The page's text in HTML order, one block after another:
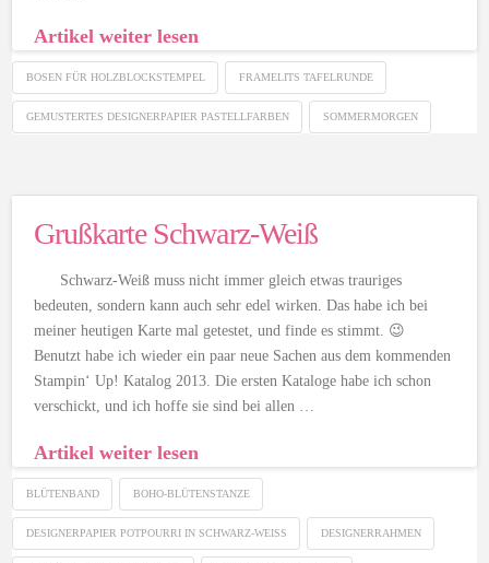
Artikel weiter lesen
BOSEN FÜR HOLZBLOCKSTEMPEL FRAMELITS TAFELRUNDE
GEMUSTERTES DESIGNERPAPIER PASTELLFARBEN SOMMERMORGEN
Grußkarte Schwarz-Weiß
Schwarz-Weiß muss nicht immer gleich etwas trauriges
bedeuten, sondern kann auch sehr edel wirken. Das habe ich bei
meiner heutigen Karte mal getestet, und finde es stimmt. 😉
Benutzt habe ich wieder ein paar neue Sachen aus dem kommenden
Stampin‘ Up! Katalog 2013. Die ersten Kataloge habe ich schon
verschickt, und ich hoffe sie sind bei allen …
Artikel weiter lesen
BLÜTENBAND BOHO-BLÜTENSTANZE
DESIGNERPAPIER POTPOURRI IN SCHWARZ-WEISS DESIGNERRAHMEN